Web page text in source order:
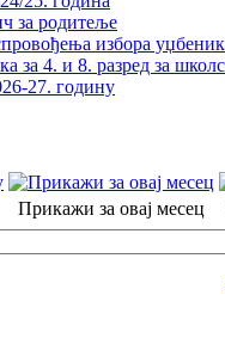
за родитеље
избора
за 4. и 8. разред за
27. годину
Прикажи за овај месец